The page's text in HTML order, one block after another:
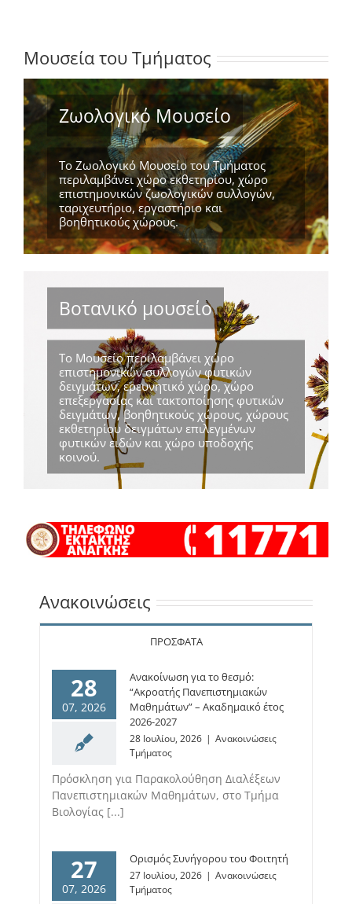
Μουσεία του Τμήματος
Ζωολογικό Μουσείο
Το Ζωολογικό Μουσείο του Τμήματος
περιλαμβάνει χώρο εκθετηρίου, χώρο
επιστημονικών ζωολογικών συλλογών,
ταριχευτήριο, εργαστήριο και
βοηθητικούς χώρους.
Βοτανικό μουσείο
Το Μουσείο περιλαμβάνει χώρο
επιστημονικών συλλογών φυτικών
δειγμάτων, ερευνητικό χώρο, χώρο
επεξεργασίας και τακτοποίησης φυτικών
δειγμάτων, βοηθητικούς χώρους, χώρους
εκθετηρίου δειγμάτων επιλεγμένων
φυτικών ειδών και χώρο υποδοχής
κοινού.
Ανακοινώσεις
ΠΡΟΣΦΑΤΑ
28
07, 2026
Ανακοίνωση για το θεσμό:
“Ακροατής Πανεπιστημιακών
Μαθημάτων” – Ακαδημαικό έτος
2026-2027
28 Ιουλίου, 2026 | Ανακοινώσεις
Τμήματος
Πρόσκληση για Παρακολούθηση Διαλέξεων
Πανεπιστημιακών Μαθημάτων, στο Τμήμα
Βιολογίας [...]
27
07, 2026
Ορισμός Συνήγορου του Φοιτητή
27 Ιουλίου, 2026 | Ανακοινώσεις
Τμήματος